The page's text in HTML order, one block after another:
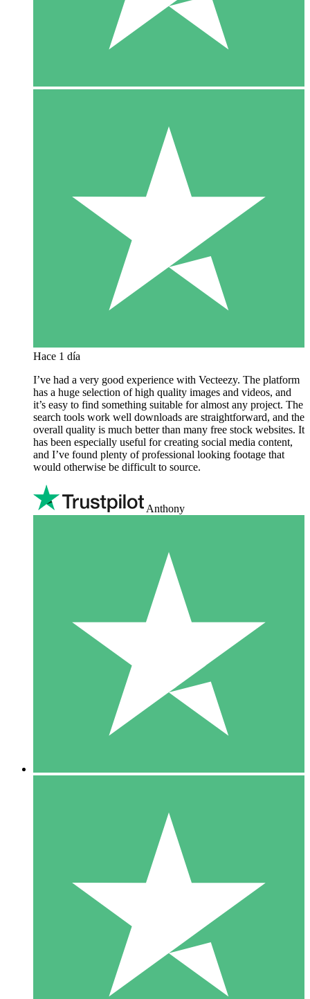
Hace 1 día
I’ve had a very good experience with Vecteezy. The platform
has a huge selection of high quality images and videos, and
it’s easy to find something suitable for almost any project. The
search tools work well downloads are straightforward, and the
overall quality is much better than many free stock websites. It
has been especially useful for creating social media content,
and I’ve found plenty of professional looking footage that
would otherwise be difficult to source.
Anthony